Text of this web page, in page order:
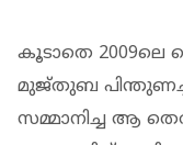
കൂടാതെ 2009ലെ
മുജ്തുബ
സമ്മാനിച്ച ആ